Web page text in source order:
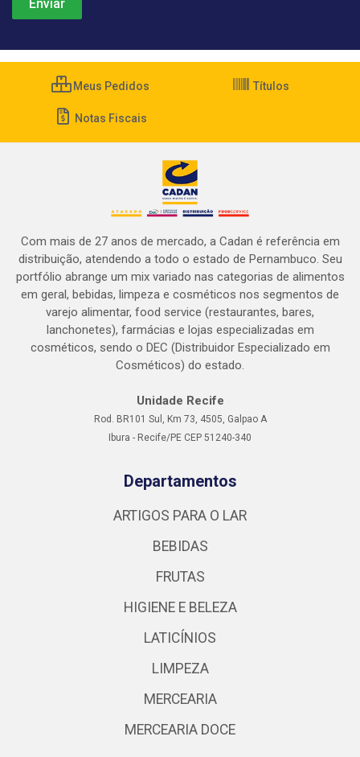
Meus Pedidos Títulos
Notas Fiscais
Com mais de 27 anos de mercado, a Cadan é referência em
distribuição, atendendo a todo o estado de Pernambuco. Seu
portfólio abrange um mix variado nas categorias de alimentos
em geral, bebidas, limpeza e cosméticos nos segmentos de
varejo alimentar, food service (restaurantes, bares,
lanchonetes), farmácias e lojas especializadas em
cosméticos, sendo o DEC (Distribuidor Especializado em
Cosméticos) do estado.
Unidade Recife
Rod. BR101 Sul, Km 73, 4505, Galpao A
Ibura - Recife/PE CEP 51240-340
Departamentos
ARTIGOS PARA O LAR
BEBIDAS
FRUTAS
HIGIENE E BELEZA
LATICÍNIOS
LIMPEZA
MERCEARIA
MERCEARIA DOCE